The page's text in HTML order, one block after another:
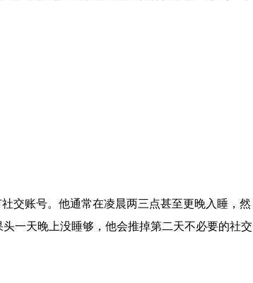
交账号。他通常在凌晨两三点甚至更晚入睡，然
一天晚上没睡够，他会推掉第二天不必要的社交